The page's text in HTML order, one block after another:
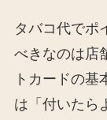
タバコ代でポ
べきなのは店
トカードの基
は「付いたら